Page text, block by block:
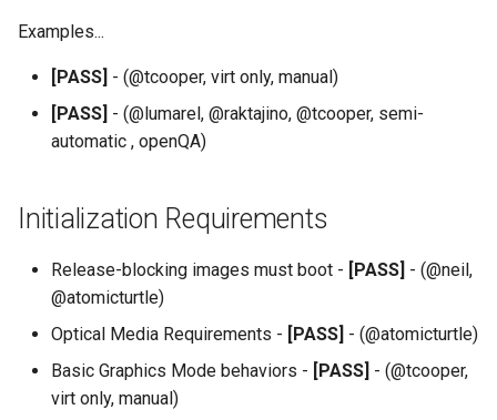
Virtualization
Web QA:Testcase Module
installs
QA:Testcase SELinux
on Desktop clients
Examples...
[PASS] - (@tcooper, virt only, manual)
[PASS] - (@lumarel, @raktajino, @tcooper, semi-
automatic , openQA)
Initialization Requirements
Release-blocking images must boot - [PASS] - (@neil,
@atomicturtle)
Optical Media Requirements - [PASS] - (@atomicturtle)
Basic Graphics Mode behaviors - [PASS] - (@tcooper,
virt only, manual)